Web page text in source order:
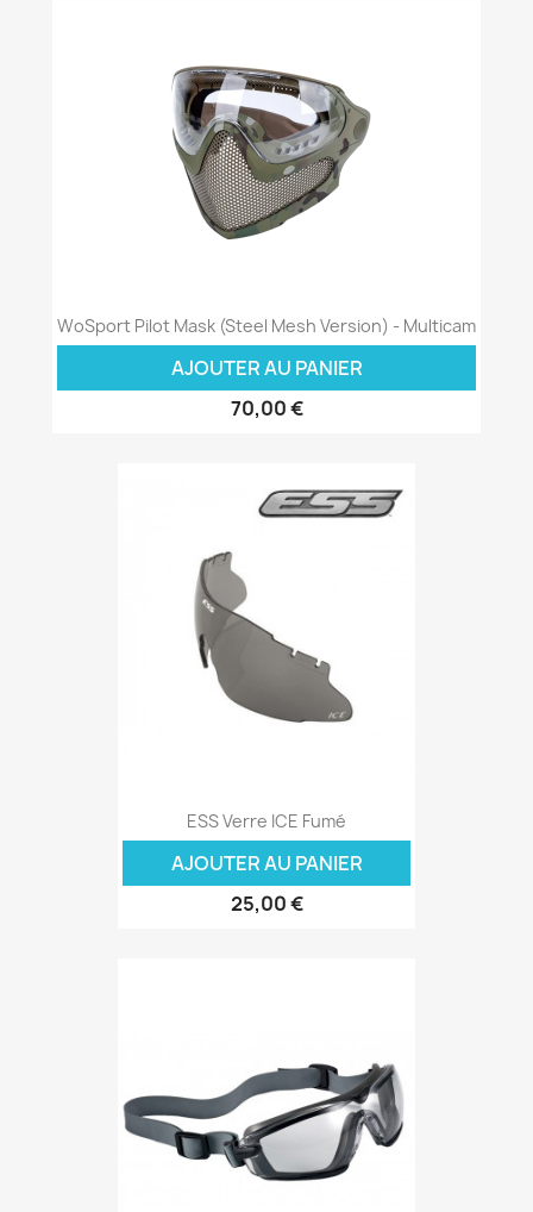
WoSport Pilot Mask (Steel Mesh Version) - Multicam
AJOUTER AU PANIER
70,00 €
ESS Verre ICE Fumé
AJOUTER AU PANIER
25,00 €